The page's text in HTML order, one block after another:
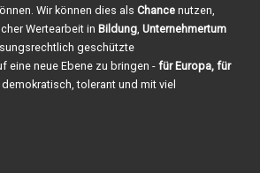
Wir können dies als Chancenutzen,
Wertearbeit in Bildung, Unternehmertum
geschützte
eine neue Ebene zu bringen - für Europa, für
tolerant und mit viel